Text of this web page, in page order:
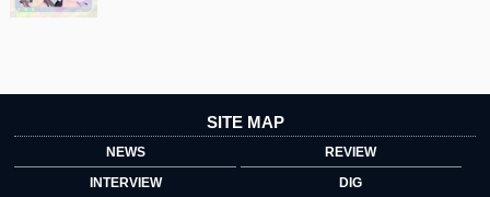
SITE MAP
NEWS
REVIEW
INTERVIEW
DIG